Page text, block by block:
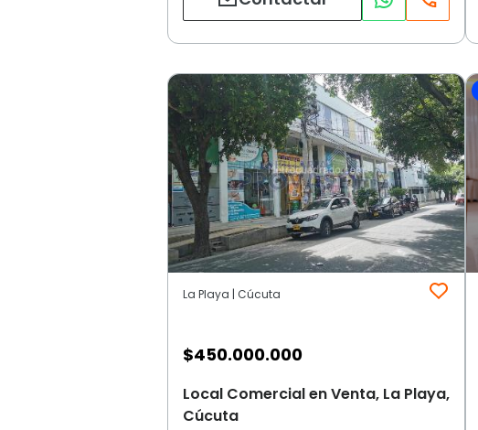
La Playa | Cúcuta
$450.000.000
Local Comercial en Venta, La Playa,
Cúcuta